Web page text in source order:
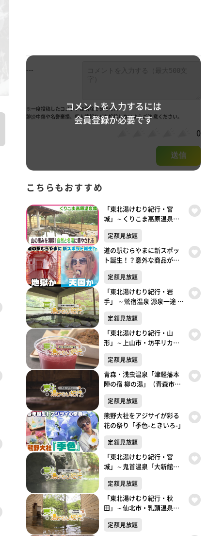
コメントを入力するには
会員登録が必要です
---
※一度投稿したコメントは削除できません。
誹謗中傷や名誉棄損、個人情報などを投稿しないようご注 意ください。
0
送信
こちらもおすすめ
「東北湯けむり紀行・宮
城」～くりこま高原温泉郷
定額見放題
道の駅むらやまに新スポッ
ト誕生！？意外な商品が人
だけしか楽しめない極上の
楽しみ方がここにあった！
定額見放題
「東北湯けむり紀行・岩
手」 ～鶯宿温泉 源泉一途 岩
定額見放題
「東北湯けむり紀行・山
形」～上山市・坊平リカバ
行定額見放題
青森・浅虫温泉「津軽藩本
陣の宿 柳の湯」（青森市）
旅～「東北湯けむり紀行」
～
定額見放題
熊野大社をアジサイが彩る
花の祭り「季色-ときいろ-」
定額見放題
「東北湯けむり紀行・宮
城」～鬼首温泉「大新館」
定額見放題
「東北湯けむり紀行・秋
田」～仙北市・乳頭温泉郷
定額見放題